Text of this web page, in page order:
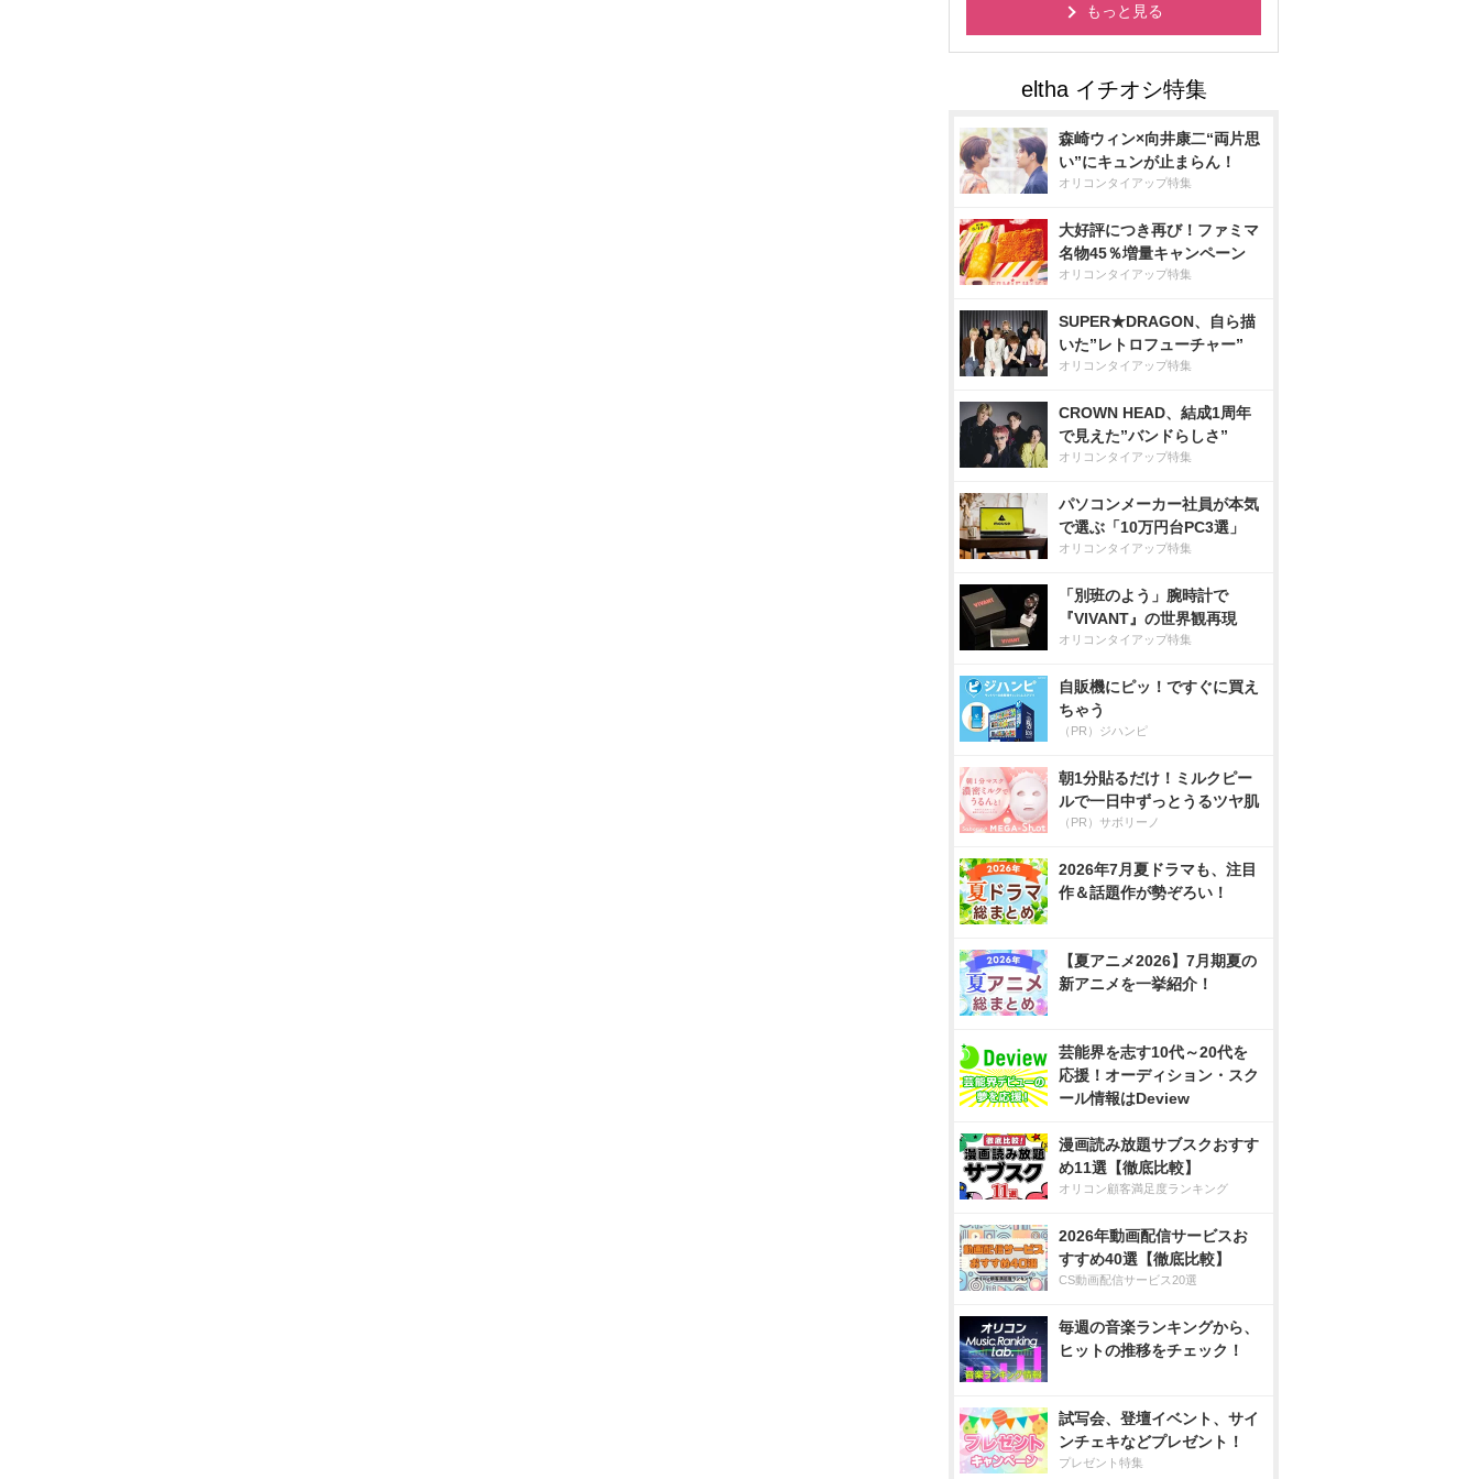
もっと見る
森崎ウィン×向井康二“両片思
い”にキュンが止まらん！
オリコンタイアップ特集
大好評につき再び！ファミマ
名物45％増量キャンペーン
オリコンタイアップ特集
SUPER★DRAGON、自ら描
いた”レトロフューチャー”
オリコンタイアップ特集
CROWN HEAD、結成1周年
で見えた”バンドらしさ”
オリコンタイアップ特集
パソコンメーカー社員が本気
で選ぶ「10万円台PC3選」
オリコンタイアップ特集
「別班のよう」腕時計で
『VIVANT』の世界観再現
オリコンタイアップ特集
自販機にピッ！ですぐに買え
ちゃう
（PR）ジハンピ
朝1分貼るだけ！ミルクピー
ルで一日中ずっとうるツヤ肌
（PR）サボリーノ
2026年7月夏ドラマも、注目
作＆話題作が勢ぞろい！
【夏アニメ2026】7月期夏の
新アニメを一挙紹介！
芸能界を志す10代～20代を
応援！オーディション・スク
ール情報はDeview
漫画読み放題サブスクおすす
め11選【徹底比較】
オリコン顧客満足度ランキング
2026年動画配信サービスお
すすめ40選【徹底比較】
CS動画配信サービス20選
毎週の音楽ランキングから、
ヒットの推移をチェック！
試写会、登壇イベント、サイ
ンチェキなどプレゼント！
プレゼント特集